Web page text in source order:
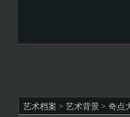
艺术档案 > 艺术背景 > 奇点